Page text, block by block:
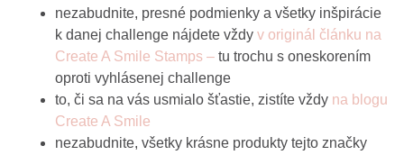
nezabudnite, presné podmienky a všetky inšpirácie
k danej challenge nájdete vždyv originál článku na
Create A Smile Stamps –tu trochu s oneskorením
oproti vyhlásenej challenge
to, či sa na vás usmialo šťastie, zistíte vždy na blogu
Create A Smile
nezabudnite, všetky krásne produkty tejto značky